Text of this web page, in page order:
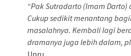
“Pak Sutradarto (Imam Darto)
Cukup sedikit menantang
masalahnya. Kembali lagi
dramanya juga lebih dalam,
Unru.